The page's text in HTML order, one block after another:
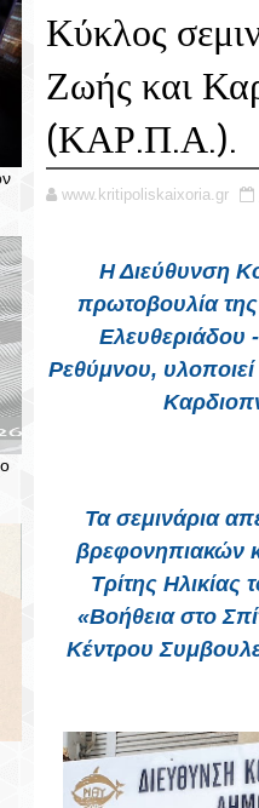
Κύκλος
Ζωής και
(ΚΑΡ.Π.Α.).
www.kritipoliskaixoria.gr
ΗΔιεύθυνση
πρωτοβουλία
Ελευθεριάδου
Ρεθύμνου,
Τα σεμινάρια
βρεφονηπιακών
Τρίτης
«Βοήθεια στο
Κέντρου